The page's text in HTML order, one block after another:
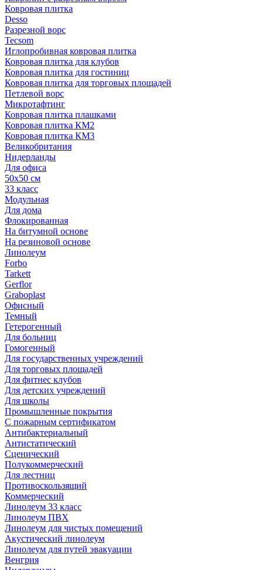
Ковровая плитка
Desso
Разрезной ворс
Tecsom
Иглопробивная ковровая плитка
Ковровая плитка для клубов
Ковровая плитка для гостиниц
Ковровая плитка для торговых площадей
Петлевой ворс
Микротафтинг
Ковровая плитка плашками
Ковровая плитка КМ2
Ковровая плитка КМ3
Великобритания
Нидерланды
Для офиса
50х50 см
33 класс
Модульная
Для дома
Флокированная
На битумной основе
На резиновой основе
Линолеум
Forbo
Tarkett
Gerflor
Graboplast
Офисный
Темный
Гетерогенный
Для больниц
Гомогенный
Для государственных учреждений
Для торговых площадей
Для фитнес клубов
Для детских учреждений
Для школы
Промышленные покрытия
С пожарным сертификатом
Антибактериальный
Антистатический
Сценический
Полукоммерческий
Для лестниц
Противоскользящий
Коммерческий
Линолеум 33 класс
Линолеум ПВХ
Линолеум для чистых помещений
Акустический линолеум
Линолеум для путей эвакуации
Венгрия